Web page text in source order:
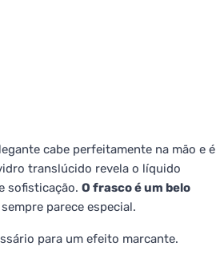
cabe perfeitamente na mão e é
translúcido revela o líquido
sofisticação. O frasco é um belo
parece especial.
para um efeito marcante.